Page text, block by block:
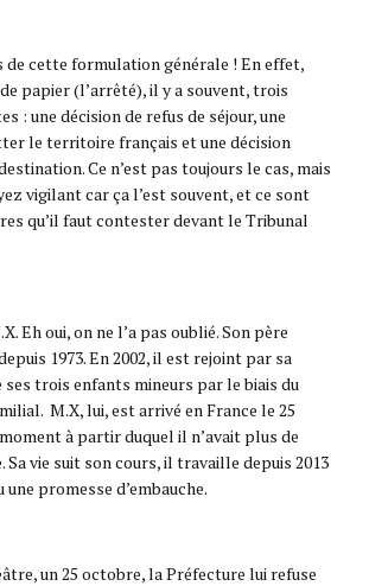
de cette formulation générale ! En effet,
papier (l’arrêté), il y a souvent, trois
: une décision de refus de séjour, une
le territoire français et une décision
Ce n’est pas toujours le cas, mais
vigilant car ça l’est souvent, et ce sont
qu’il faut contester devant le Tribunal
Eh oui, on ne l’a pas oublié. Son père
1973. En 2002, il est rejoint par sa
ses trois enfants mineurs par le biais du
M.X, lui, est arrivé en France le 25
à partir duquel il n’avait plus de
Sa vie suit son cours, il travaille depuis 2013
promesse d’embauche.
un 25 octobre, la Préfecture lui refuse